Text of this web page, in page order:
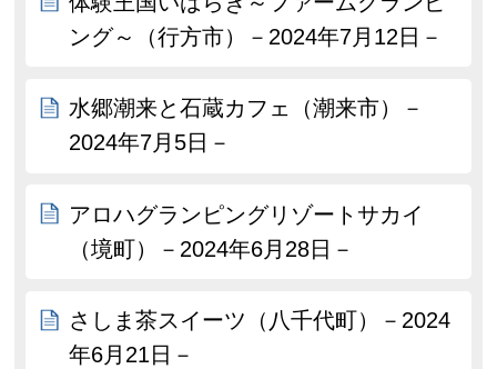
ング～（行方市）－2024年7月12日－
水郷潮来と石蔵カフェ（潮来市）－
2024年7月5日－
アロハグランピングリゾートサカイ
（境町）－2024年6月28日－
さしま茶スイーツ（八千代町）－2024
年6月21日－